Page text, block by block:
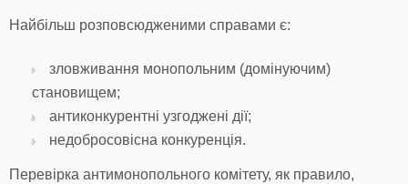
Найбільш розповсюдженими справами є:
зловживання монопольним (домінуючим)
становищем;
антиконкурентні узгоджені дії;
недобросовісна конкуренція.
Перевірка антимонопольного комітету, як правило,